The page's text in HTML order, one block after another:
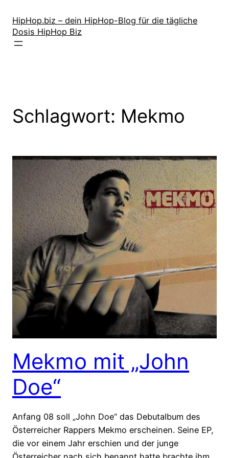
Inhalt
springen
HipHop.biz – dein HipHop-Blog für die tägliche
Dosis HipHop Biz
Schlagwort: Mekmo
Mekmo mit „John
Doe“
Anfang 08 soll „John Doe“ das Debutalbum des
Österreicher Rappers Mekmo erscheinen. Seine EP,
die vor einem Jahr erschien und der junge